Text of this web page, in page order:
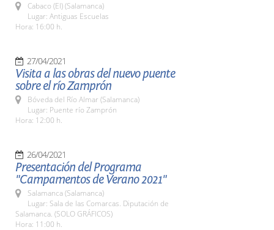
Cabaco (El) (Salamanca)
Lugar: Antiguas Escuelas
Hora: 16:00 h.
27/04/2021
Visita a las obras del nuevo puente
sobre el río Zamprón
Bóveda del Río Almar (Salamanca)
Lugar: Puente río Zamprón
Hora: 12:00 h.
26/04/2021
Presentación del Programa
"Campamentos de Verano 2021"
Salamanca (Salamanca)
Lugar: Sala de las Comarcas. Diputación de
Salamanca. (SOLO GRÁFICOS)
Hora: 11:00 h.